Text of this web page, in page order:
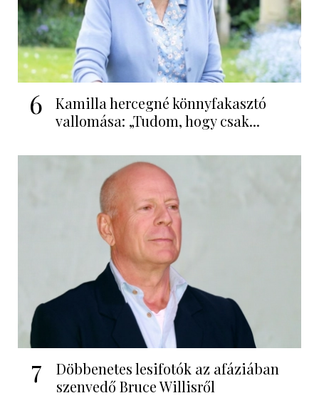
6
Kamilla hercegné könnyfakasztó
vallomása: „Tudom, hogy csak...
7
Döbbenetes lesifotók az afáziában
szenvedő Bruce Willisről